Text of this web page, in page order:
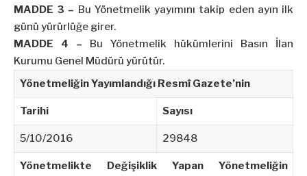
MADDE 3 – Bu Yönetmelik yayımını takip eden ayın ilk
günü yürürlüğe girer.
MADDE 4 – Bu Yönetmelik hükümlerini Basın İlan
Kurumu Genel Müdürü yürütür.
Yönetmeliğin Yayımlandığı Resmî Gazete’nin
Tarihi Sayısı
5/10/2016 29848
Yönetmelikte Değişiklik Yapan Yönetmeliğin